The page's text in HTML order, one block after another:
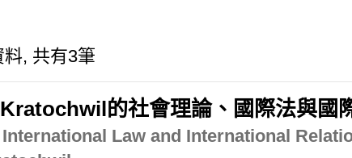
, 共有3筆
的社會理論、國際法與國
Law and International